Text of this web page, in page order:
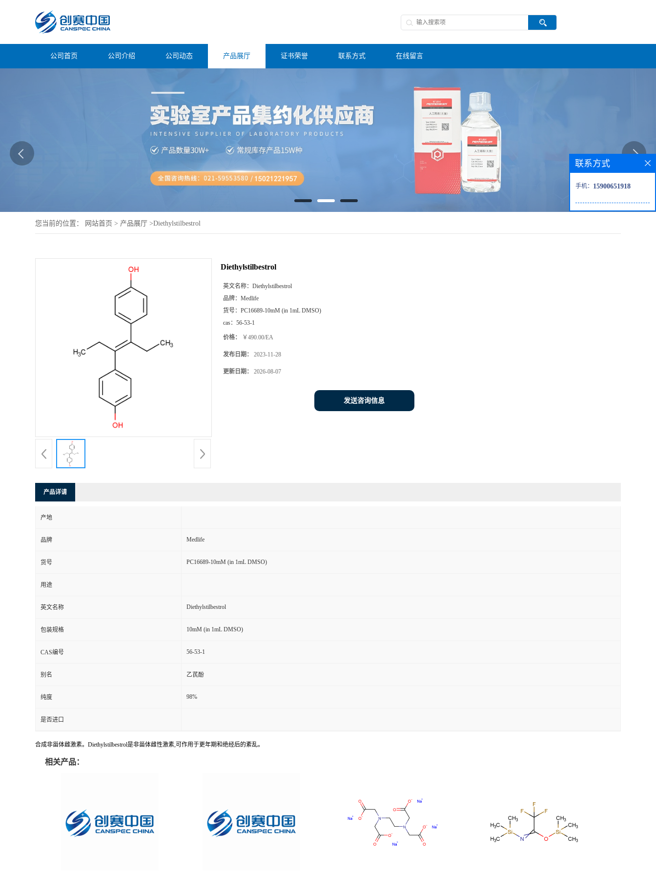
公司首页 公司介绍 公司动态 产品展厅 证书荣誉 联系方式 在线留言
您当前的位置： 网站首页 > 产品展厅 >Diethylstilbestrol
Diethylstilbestrol
英文名称： Diethylstilbestrol
品牌： Medlife
货号： PC16689-10mM (in 1mL DMSO)
cas： 56-53-1
价格： ￥490.00/EA
发布日期： 2023-11-28
更新日期： 2026-08-07
发送咨询信息
产品详请
产地
品牌 Medlife
货号 PC16689-10mM (in 1mL DMSO)
用途
英文名称 Diethylstilbestrol
包装规格 10mM (in 1mL DMSO)
CAS编号 56-53-1
别名 乙芪酚
纯度 98%
是否进口
合成非甾体雌激素。Diethylstilbestrol是非甾体雌性激素,可作用于更年期和绝经后的紊乱。
相关产品：
联系方式
手机： 15900651918